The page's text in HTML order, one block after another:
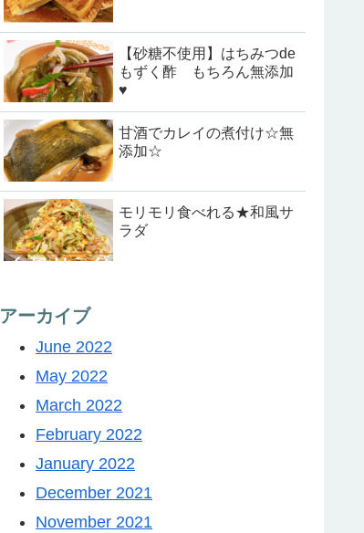
【砂糖不使用】はちみつde
もずく酢 もちろん無添加
♥
甘酒でカレイの煮付け☆無
添加☆
モリモリ食べれる★和風サ
ラダ
アーカイブ
June 2022
May 2022
March 2022
February 2022
January 2022
December 2021
November 2021